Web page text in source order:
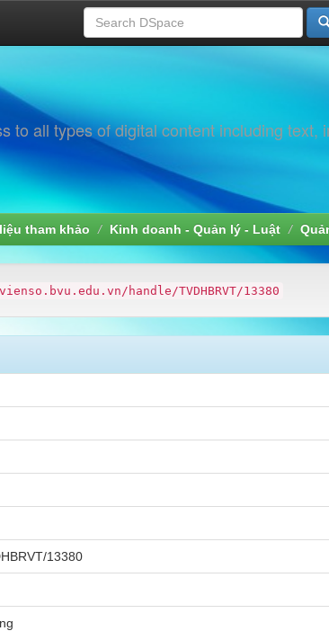
to all types of digital content including text,
tham khảo Kinh doanh - Quản lý - Luật
handle/TVDHBRVT/13380
13380